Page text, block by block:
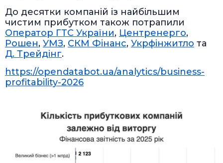
До десятки компаній із найбільшим
чистим прибутком також потрапили
Оператор ГТС України, Центренерго,
Рошен, УМЗ, СКМ Фінанс, Укрфінжитло та
Д. Трейдінг.
https://opendatabot.ua/analytics/business-
profitability-2026